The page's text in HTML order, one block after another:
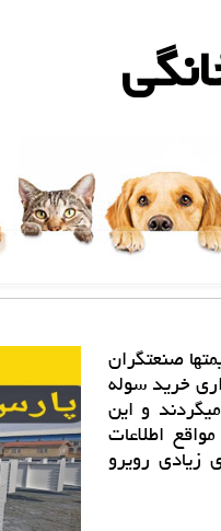
صنعتگران
خرید سوله
و این
اطلاعات
زیادی رویرو